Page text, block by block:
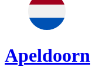
Apeldoorn